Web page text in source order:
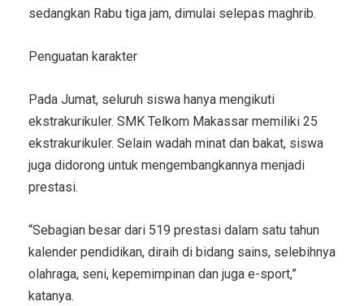
sedangkan Rabu tiga jam, dimulai selepas maghrib.
Penguatan karakter
Pada Jumat, seluruh siswa hanya mengikuti
ekstrakurikuler. SMK Telkom Makassar memiliki 25
ekstrakurikuler. Selain wadah minat dan bakat, siswa
juga didorong untuk mengembangkannya menjadi
prestasi.
“Sebagian besar dari 519 prestasi dalam satu tahun
kalender pendidikan, diraih di bidang sains, selebihnya
olahraga, seni, kepemimpinan dan juga e-sport,”
katanya.